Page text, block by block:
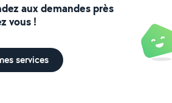
aux demandes près
vous !
services